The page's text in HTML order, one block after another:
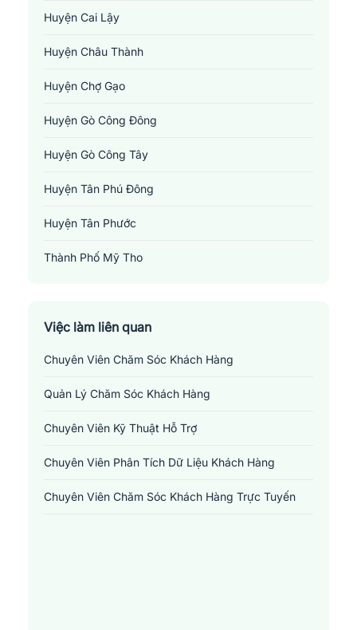
Huyện Cai Lậy
Huyện Châu Thành
Huyện Chợ Gạo
Huyện Gò Công Đông
Huyện Gò Công Tây
Huyện Tân Phú Đông
Huyện Tân Phước
Thành Phố Mỹ Tho
Thị Xã Gò Công
Việc làm liên quan
Chuyên Viên Chăm Sóc Khách Hàng
Quản Lý Chăm Sóc Khách Hàng
Chuyên Viên Kỹ Thuật Hỗ Trợ
Chuyên Viên Phân Tích Dữ Liệu Khách Hàng
Chuyên Viên Chăm Sóc Khách Hàng Trực Tuyến